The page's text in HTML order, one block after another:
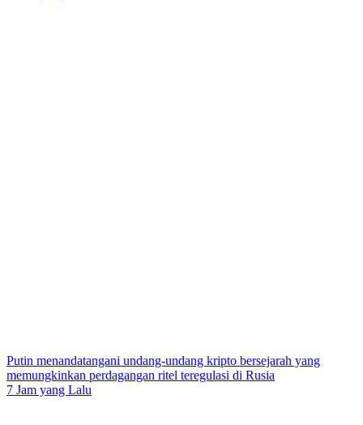
Putin menandatangani undang-undang kripto bersejarah yang
memungkinkan perdagangan ritel teregulasi di Rusia
7 Jam yang Lalu